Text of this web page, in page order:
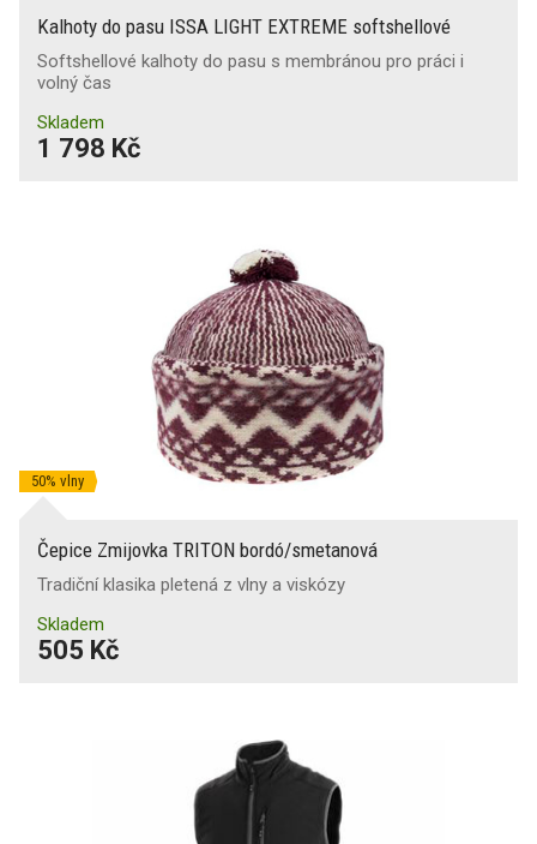
Kalhoty do pasu ISSA LIGHT EXTREME softshellové
Softshellové kalhoty do pasu s membránou pro práci i
volný čas
Skladem
1 798 Kč
50% vlny
Čepice Zmijovka TRITON bordó/smetanová
Tradiční klasika pletená z vlny a viskózy
Skladem
505 Kč